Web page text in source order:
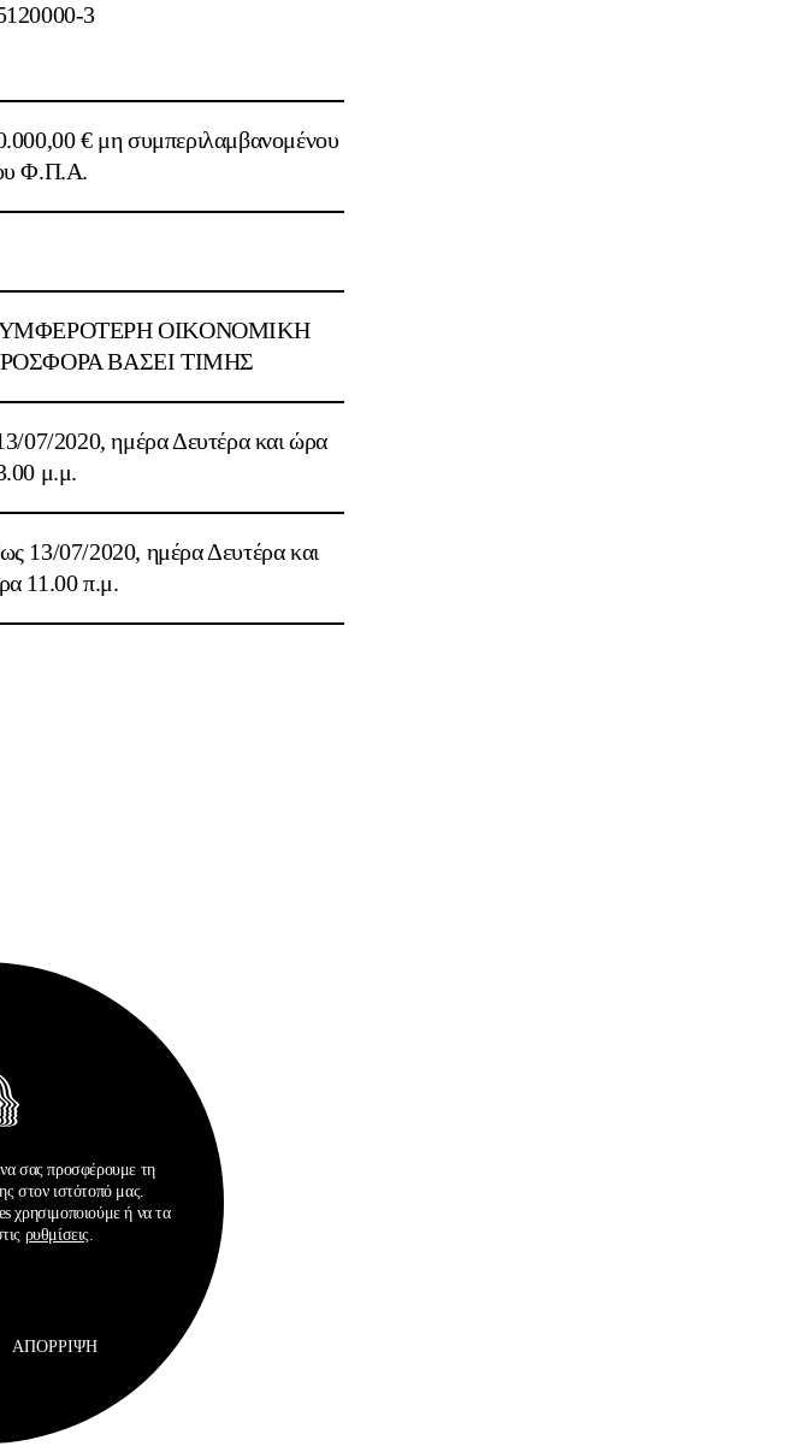
3
€μη συμπεριλαμβανομένου
Φ.Π.Α.
OIKONOMIKH
ΒΑΣΕΙ ΤΙΜΗΣ
07/2020, ημέρα Δευτέρα και ώρα
μ.μ.
13/07/2020, ημέρα Δευτέρα και
11.00 π.μ.
σας προσφέρουμε τη
στον ιστότοπό μας.
χρησιμοποιούμε ή να τα
ρυθμίσεις
ΑΠΌΡΡΙΨΗ